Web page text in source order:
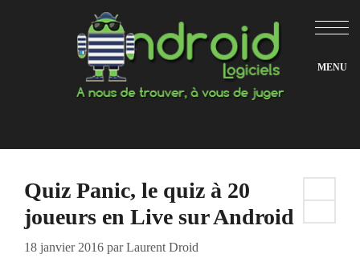
Quiz Panic, le quiz à 20
joueurs en Live sur Android
18 janvier 2016 parLaurent Droid